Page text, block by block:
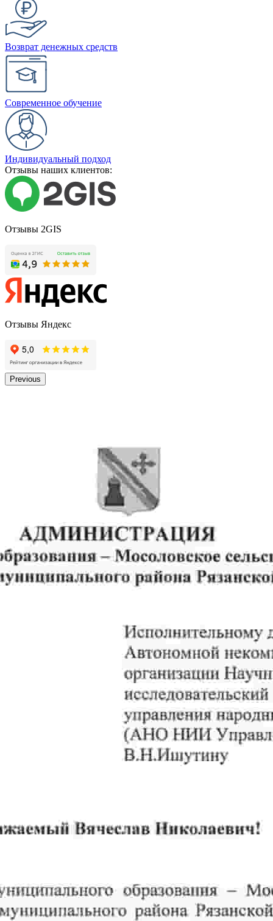
Возврат денежных средств
Современное обучение
Индивидуальный подход
Отзывы наших клиентов:
Отзывы 2GIS
Отзывы Яндекс
Previous